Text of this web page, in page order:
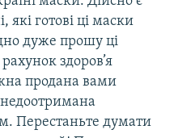
які готові ці маски
дуже прошу ці
здоров’я
продана вами
Перестаньте думати